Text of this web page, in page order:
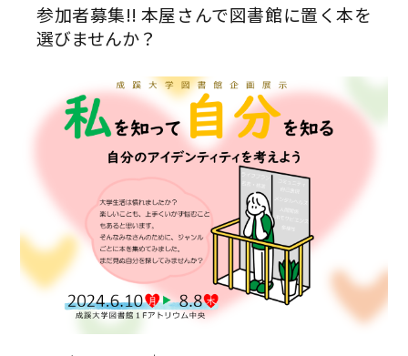
参加者募集!! 本屋さんで図書館に置く本を
選びませんか？